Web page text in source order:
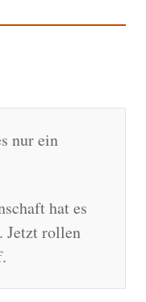
nur ein
hat es
Jetzt rollen